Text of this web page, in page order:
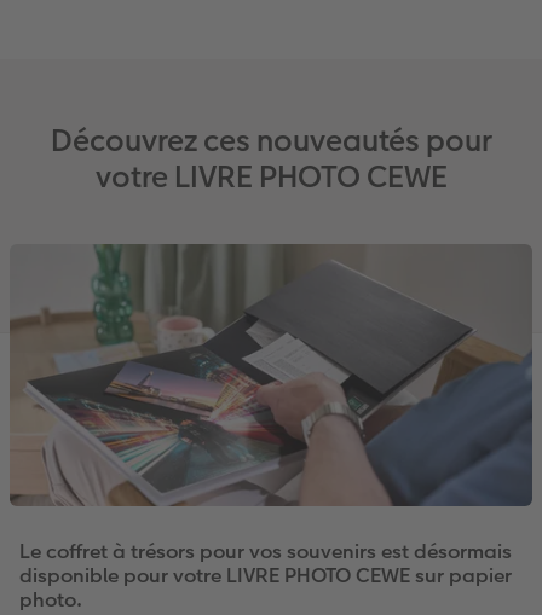
Découvrez ces nouveautés pour
votre LIVRE PHOTO CEWE
Le coffret à trésors pour vos souvenirs est désormais
disponible pour votre LIVRE PHOTO CEWE sur papier
photo.